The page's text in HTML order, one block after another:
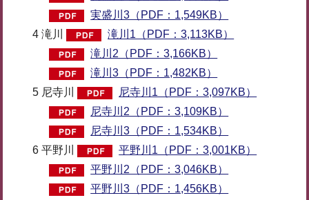
実盛川3（PDF：1,549KB）
4 滝川
滝川1（PDF：3,113KB）
滝川2（PDF：3,166KB）
滝川3（PDF：1,482KB）
5 尼寺川
尼寺川1（PDF：3,097KB）
尼寺川2（PDF：3,109KB）
尼寺川3（PDF：1,534KB）
6 平野川
平野川1（PDF：3,001KB）
平野川2（PDF：3,046KB）
平野川3（PDF：1,456KB）